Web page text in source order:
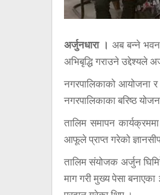
अर्जुनधारा । अब बन्ने भवन
अभिबृद्धि गराउने उद्देश्यले
नगरपालिकाको आयोजना र
नगरपालिकाका बरिष्ठ
तालिम समापन
आफूले प्राप्त गरेको
तालिम संयोजक अर्जुन
माग गरी मुख्य पेसा